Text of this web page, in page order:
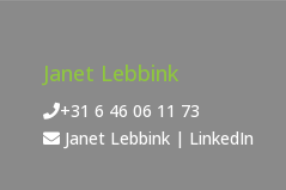
Janet Lebbink
+31 6 46 06 11 73
Janet Lebbink | LinkedIn